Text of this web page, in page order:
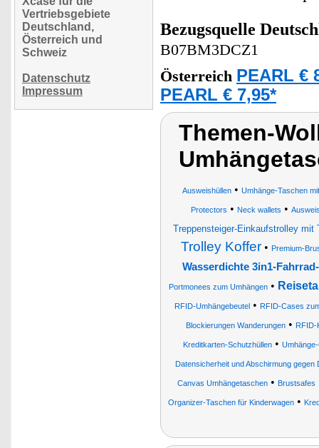
Vertriebsgebiete
Deutschland,
Österreich und
Schweiz
Datenschutz
Impressum
Bezugsquelle
B07BM3DCZ1
Österreich PEARL €
PEARL € 7,95*
Themen-
Ausweishüllen • Umhänge-Taschen
Protectors • Neck wallets •
Treppensteiger-Einkaufstrolley mit
Trolley Koffer• Premium-
Wasserdichte 3in1-
Portmonees zum Umhängen•
RFID-Umhängebeutel • RFID-Cases
Blockierungen Wanderungen• RFID-
Kreditkarten-Schutzhüllen •
Datensicherheit und Abschirmung gegen
Canvas Umhängetaschen • Brustsafes
Organizer-Taschen für Kinderwagen •